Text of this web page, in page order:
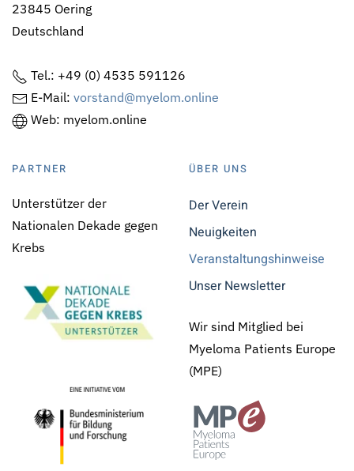
23845 Oering
Deutschland
Tel.: +49 (0) 4535 591126
E-Mail: vorstand@myelom.online
Web: myelom.online
PARTNER
Unterstützer der
Nationalen Dekade gegen
Krebs
ÜBER UNS
Der Verein
Neuigkeiten
Veranstaltungshinweise
Unser Newsletter
Wir sind Mitglied bei
Myeloma Patients Europe
(MPE)